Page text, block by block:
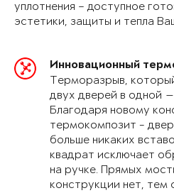
уплотнения – доступное
эстетики, защиты и тепла
Инновационный
Терморазрыв,
двух дверей в одной
Благодаря новому
термокомпозит -
больше никаких
квадрат исключает
на ручке. Прямых
конструкции нет,